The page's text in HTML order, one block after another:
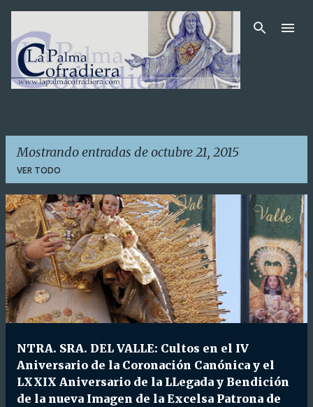
Ir al contenido principal
Mostrando entradas de octubre 21, 2015
VER TODO
E
n
t
r
a
d
NTRA. SRA. DEL VALLE: Cultos en el IV
Aniversario de la Coronación Canónica y el
LXXIX Aniversario de la LLegada y Bendición
de la nueva Imagen de la Excelsa Patrona de